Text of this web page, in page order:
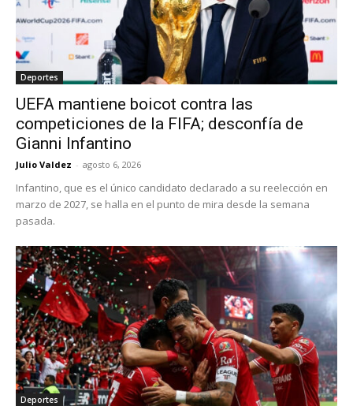
Deportes
UEFA mantiene boicot contra las
competiciones de la FIFA; desconfía de
Gianni Infantino
Julio Valdez - agosto 6, 2026
Infantino, que es el único candidato declarado a su reelección en
marzo de 2027, se halla en el punto de mira desde la semana
pasada.
Deportes